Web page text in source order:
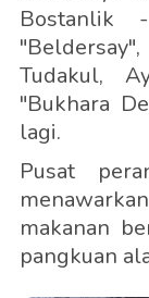
Bostanlik
Tudakul,
"Bukhara
lagi.
Pusat
makanan
pangkuan